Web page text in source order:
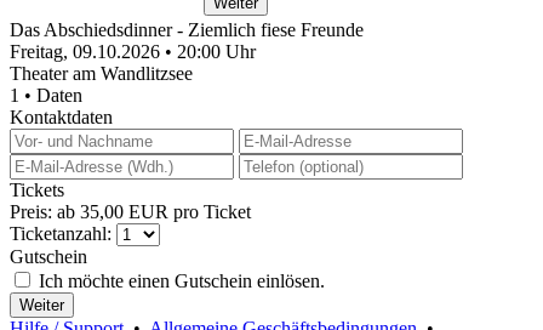
Das Abschiedsdinner - Ziemlich fiese Freunde
Freitag, 09.10.2026 • 20:00 Uhr
Theater am Wandlitzsee
1 • Daten
Kontaktdaten
Tickets
Preis: ab 35,00 EUR pro Ticket
Ticketanzahl:
Gutschein
Ich möchte einen Gutschein einlösen.